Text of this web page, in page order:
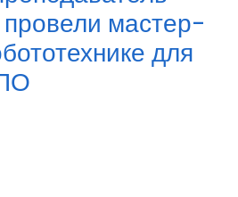
мастер-
для